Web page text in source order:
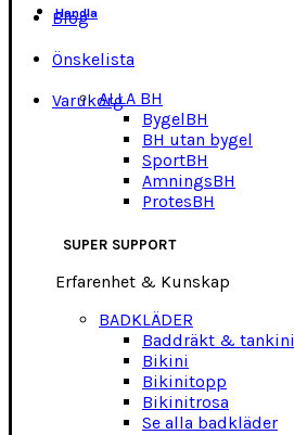
Blog
Önskelista
Varukorg
Handla
ALLA BH
BygelBH
BH utan bygel
SportBH
AmningsBH
ProtesBH
SUPER SUPPORT
Erfarenhet & Kunskap
BADKLÄDER
Baddräkt & tankini
Bikini
Bikinitopp
Bikinitrosa
Se alla badkläder